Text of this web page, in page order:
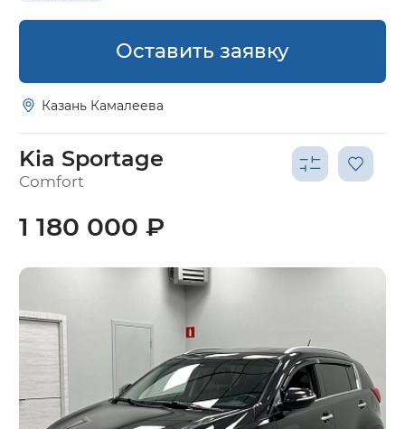
Оставить заявку
Казань Камалеева
Kia Sportage
Comfort
1 180 000 ₽